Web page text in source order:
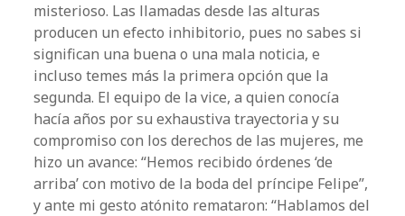
misterioso. Las llamadas desde las alturas
producen un efecto inhibitorio, pues no sabes si
significan una buena o una mala noticia, e
incluso temes más la primera opción que la
segunda. El equipo de la vice, a quien conocía
hacía años por su exhaustiva trayectoria y su
compromiso con los derechos de las mujeres, me
hizo un avance: “Hemos recibido órdenes ‘de
arriba’ con motivo de la boda del príncipe Felipe”,
y ante mi gesto atónito remataron: “Hablamos del